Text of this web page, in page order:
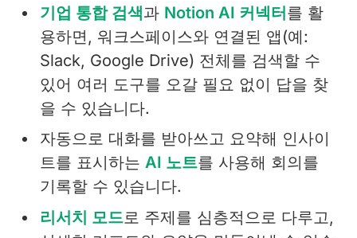
기업 통합 검색과 Notion AI 커넥터를 활
용하면, 워크스페이스와 연결된 앱(예:
Slack, Google Drive) 전체를 검색할 수
있어 여러 도구를 오갈 필요 없이 답을 찾
을 수 있습니다.
자동으로 대화를 받아쓰고 요약해 인사이
트를 표시하는 AI 노트를 사용해 회의를
기록할 수 있습니다.
리서치 모드로 주제를 심층적으로 다루고,